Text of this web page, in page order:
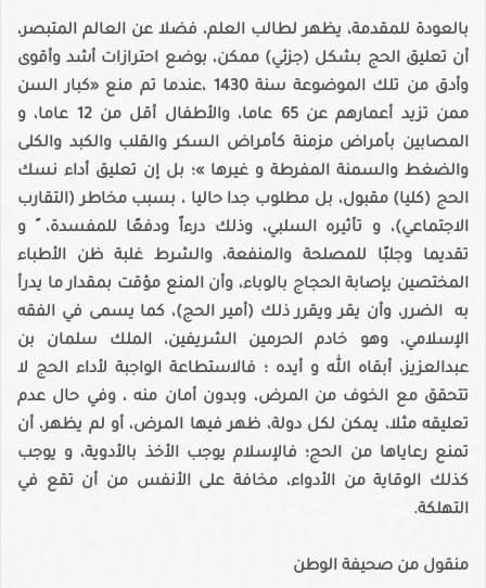
بالعودة للمقدمة، يظهر لطالب العلم، فضلا عن العالم المتبصر،
أن تعليق الحج بشكل (جزئي) ممكن، بوضع احترازات أشد وأقوى
وأدق من تلك الموضوعة سنة 1430 ،عندما تم منع «كبار السن
ممن تزيد أعمارهم عن 65 عاما، والأطفال أقل من 12 عاما، و
المصابين بأمراض مزمنة كأمراض السكر والقلب والكبد والكلى
والضغط والسمنة المفرطة و غيرها »؛ بل إن تعليق أداء نسك
الحج (كليا) مقبول، بل مطلوب جدا حاليا ، بسبب مخاطر (التقارب
الاجتماعي)، و تأثيره السلبي، وذلك درءاً ودفعًا للمفسدة، ً و
تقديما وجلبًا للمصلحة والمنفعة، والشرط غلبة ظن الأطباء
المختصين بإصابة الحجاج بالوباء، وأن المنع مؤقت بمقدار ما يدرأ
به الضرر، وأن يقر ويقرر ذلك (أمير الحج)، كما يسمى في الفقه
الإسلامي، وهو خادم الحرمين الشريفين، الملك سلمان بن
عبدالعزيز، أبقاه الله و أيده ؛ فالاستطاعة الواجبة لأداء الحج لا
تتحقق مع الخوف من المرض، وبدون أمان منه ، وفي حال عدم
تعليقه مثلا، يمكن لكل دولة، ظهر فيها المرض، أو لم يظهر، أن
تمنع رعاياها من الحج؛ فالإسلام يوجب الأخذ بالأدوية، و يوجب
كذلك الوقاية من الأدواء، مخافة على الأنفس من أن تقع في
التهلكة.
منقول من صحيفة الوطن